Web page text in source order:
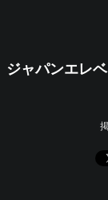
ジャパンエレ